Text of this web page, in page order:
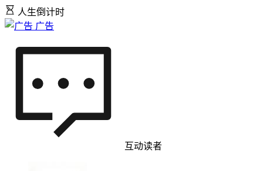
人生倒计时
广告
互动读者